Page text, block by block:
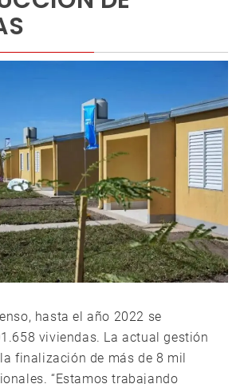
hasta el año 2022 se
viviendas. La actual gestión
finalización de más de 8 mil
“Estamos trabajando